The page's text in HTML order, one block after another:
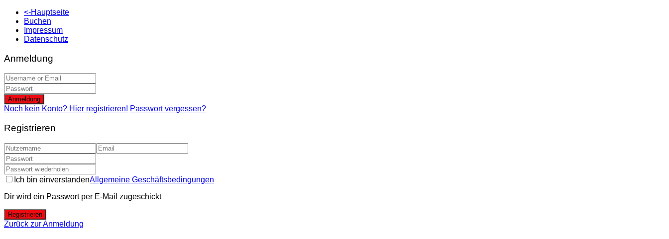
<-Hauptseite
Buchen
Impressum
Datenschutz
Anmeldung
Anmeldung
Noch kein Konto? Hier registrieren! Passwort vergessen?
Registrieren
Ich bin einverstandenAllgemeine Geschäftsbedingungen
Dir wird ein Passwort per E-Mail zugeschickt
Registrieren
Zurück zur Anmeldung